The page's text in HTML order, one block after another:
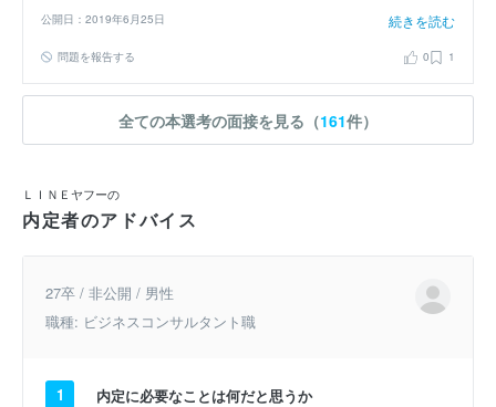
マを変更した理由なども話したような気がします. なぜこれを使った
のかなど, 何箇所か質問された点に答えて, つつがなく終わったと思い
技術的な質問もされました。
公開日：2019年6月25日 続きを読む
問題を報告する 0 1
全ての本選考の面接を見る（161件）
ＬＩＮＥヤフーの
内定者のアドバイス
27卒 / 非公開 / 男性
職種: ビジネスコンサルタント職
1 内定に必要なことは何だと思うか